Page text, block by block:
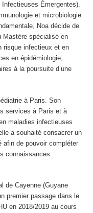
Émergentes).
et microbiologie
Noa décide de
Mastère spécialisé en
risque infectieux et en
en épidémiologie,
à la poursuite d’une
à Paris. Son
services à Paris et à
maladies infectieuses
a souhaité consacrer un
afin de pouvoir compléter
connaissances
de Cayenne (Guyane
premier passage dans le
en 2018/2019 au cours